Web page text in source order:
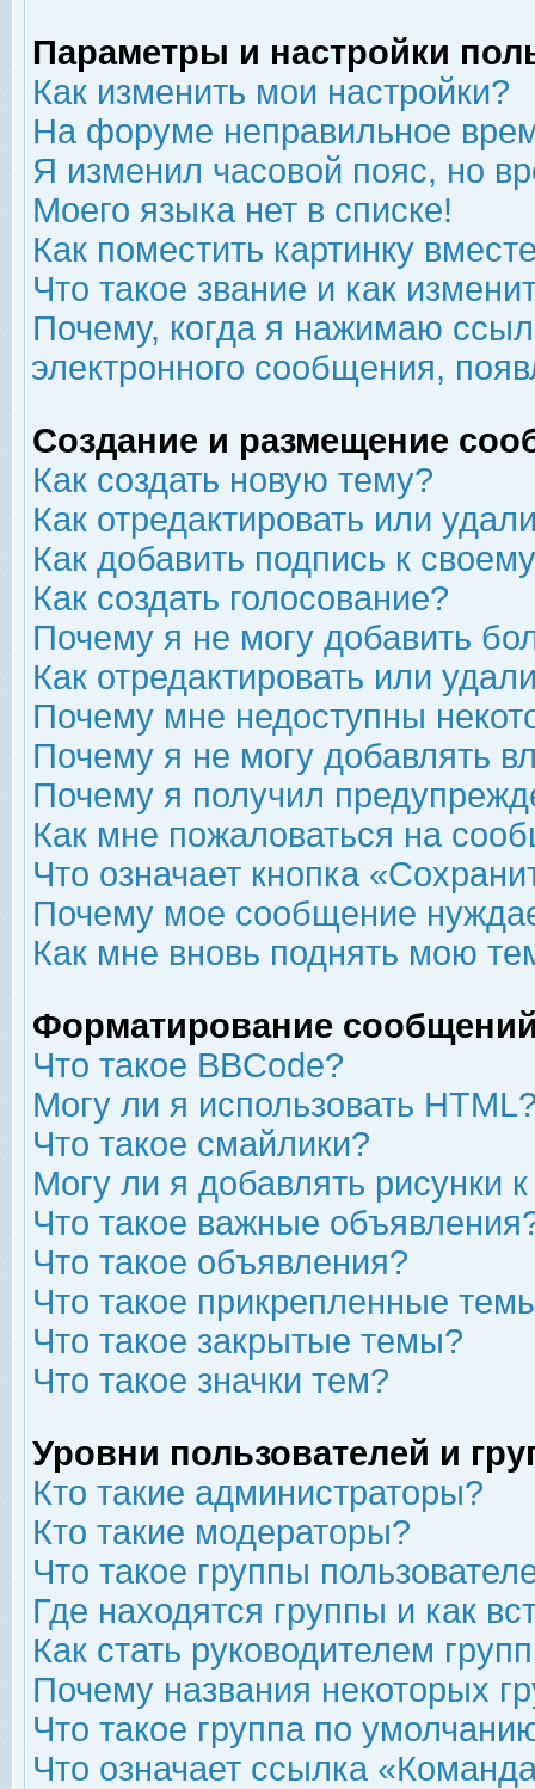
Параметры и настройки
Как изменить мои настройки?
На форуме неправильное
Я изменил часовой пояс, но
Моего языка нет в списке!
Как поместить картинку
Что такое звание и как
Почему, когда я нажимаю
электронного сообщения,
Создание и размещение
Как создать новую тему?
Как отредактировать или
Как добавить подпись к
Как создать голосование?
Почему я не могу добавить
Как отредактировать или
Почему мне недоступны
Почему я не могу добавлять
Почему я получил
Как мне пожаловаться на
Что означает кнопка
Почему мое сообщение
Как мне вновь поднять мою
Форматирование
Что такое BBCode?
Могу ли я использовать
Что такое смайлики?
Могу ли я добавлять рисунки
Что такое важные
Что такое объявления?
Что такое прикрепленные
Что такое закрытые темы?
Что такое значки тем?
Уровни пользователей и
Кто такие администраторы?
Кто такие модераторы?
Что такое группы
Где находятся группы и как
Как стать руководителем
Почему названия некоторых
Что такое группа по
Что означает ссылка